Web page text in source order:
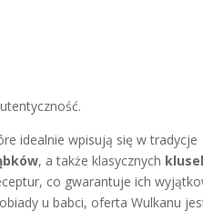
idealnie wpisują się w tradycje
, a także klasycznych
co gwarantuje ich
u babci, oferta Wulkanu